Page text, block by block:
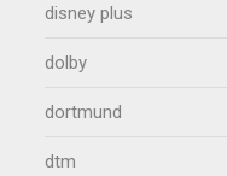
disney plus
dolby
dortmund
dtm